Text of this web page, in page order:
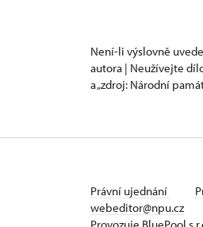
Není-li výslovně
autora | Neužívejte
a „zdroj: Národní
Právní ujednání
webeditor@npu.cz